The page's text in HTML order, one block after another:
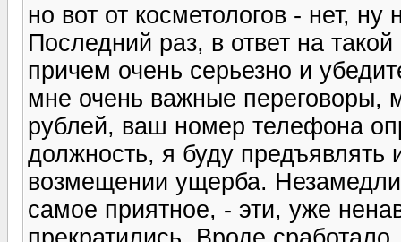
но вот от косметологов - нет, ну
Последний раз, в ответ на
причем очень серьезно и
мне очень важные переговоры,
рублей, ваш номер телефона
должность, я буду предъявлять
возмещении ущерба.
самое приятное, - эти, уже